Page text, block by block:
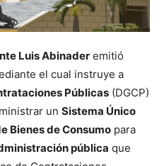
Luis Abinader emitió
el cual instruye a
Públicas (DGCP)
un Sistema Único
Bienes de Consumo para
pública que